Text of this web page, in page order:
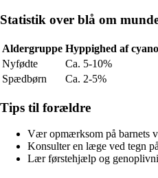
Statistik over blå om
Aldergruppe Hyppighed af
Nyfødte
Ca. 5-10%
Spædbørn
Ca. 2-5%
Tips til forældre
Vær opmærksom på barnets
Konsulter en læge ved tegn
Lær førstehjælp og